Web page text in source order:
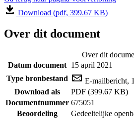
Download (pdf, 399.67 KB)
Over dit document
Over dit
Datum document 15 april 2021
Type bronbestand
E-mailbericht,
Download als
PDF (399.67 KB)
Documentnummer 675051
Beoordeling
Gedeeltelijke